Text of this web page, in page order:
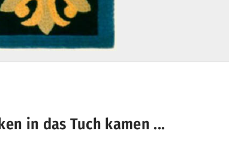
in das Tuch kamen ...